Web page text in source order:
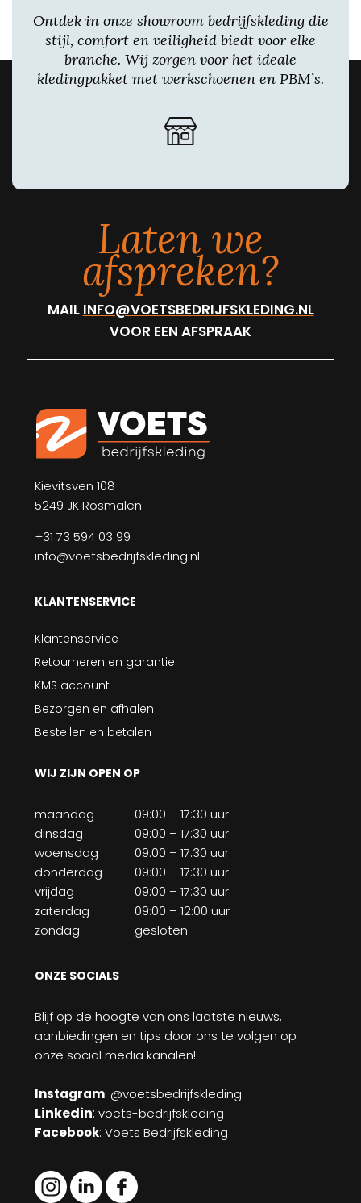
Ontdek in onze showroom bedrijfskleding die
stijl, comfort en veiligheid biedt voor elke
branche. Wij zorgen voor het ideale
kledingpakket met werkschoenen en PBM’s.
Laten we
afspreken?
MAIL INFO@VOETSBEDRIJFSKLEDING.NL
VOOR EEN AFSPRAAK
Kievitsven 108
5249 JK Rosmalen
+31 73 594 03 99
info@voetsbedrijfskleding.nl
KLANTENSERVICE
Klantenservice
Retourneren en garantie
KMS account
Bezorgen en afhalen
Bestellen en betalen
WIJ ZIJN OPEN OP
maandag
09:00 – 17:30 uur
dinsdag
09:00 – 17:30 uur
woensdag
09:00 – 17:30 uur
donderdag
09:00 – 17:30 uur
vrijdag
09:00 – 17:30 uur
zaterdag
09:00 – 12:00 uur
zondag
gesloten
ONZE SOCIALS
Blijf op de hoogte van ons laatste nieuws,
aanbiedingen en tips door ons te volgen op
onze social media kanalen!
Instagram: @voetsbedrijfskleding
Linkedin: voets-bedrijfskleding
Facebook: Voets Bedrijfskleding